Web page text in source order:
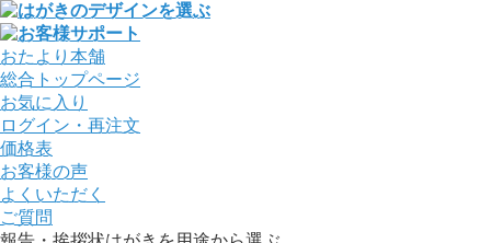
おたより本舗
総合トップページ
お気に入り
ログイン・再注文
価格表
お客様の声
よくいただく
ご質問